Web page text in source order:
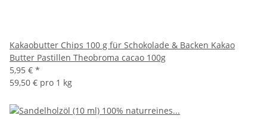
Kakaobutter Chips 100 g für Schokolade & Backen Kakao
Butter Pastillen Theobroma cacao 100g
5,95 € *
59,50 € pro 1 kg